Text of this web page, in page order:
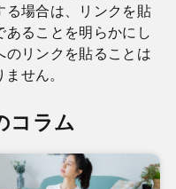
る場合は、リンクを貼
あることを明らかにし
のリンクを貼ることは
せん。
コラム